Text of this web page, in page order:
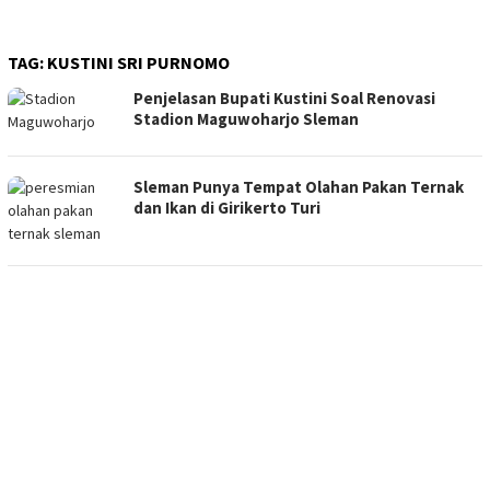
TAG: KUSTINI SRI PURNOMO
Penjelasan Bupati Kustini Soal Renovasi
Stadion Maguwoharjo Sleman
Sleman Punya Tempat Olahan Pakan Ternak
dan Ikan di Girikerto Turi